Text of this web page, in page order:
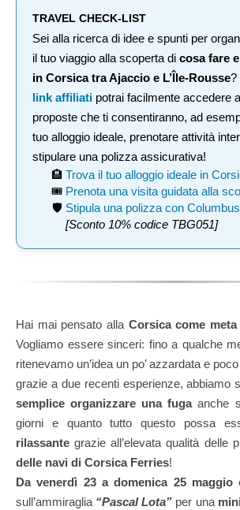
TRAVEL CHECK-LIST
Sei alla ricerca di idee e spunti per
il tuo viaggio alla scoperta di cosa fare
in Corsica tra Ajaccio e L’Île-Rousse?
link affiliati potrai facilmente accedere
proposte che ti consentiranno, ad
tuo alloggio ideale, prenotare attività
stipulare una polizza assicurativa!
🏨 Trova il tuo alloggio ideale in
🎟️ Prenota una visita guidata alla
🛡️ Stipula una polizza con
[Sconto 10% codice TBG051]
Hai mai pensato alla Corsica come
Vogliamo essere sinceri: fino a qualche
ritenevamo un’idea un po’ azzardata e
grazie a due recenti esperienze, abbiamo
semplice organizzare una fugaanche
giorni e quanto tutto questo possa
rilassante grazie all’elevata qualità delle
delle navi di Corsica Ferries!
Da venerdì 23 a domenica 25 maggio
sull’ammiraglia “Pascal Lota” per una